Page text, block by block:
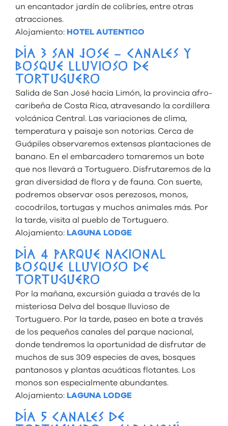
un encantador jardín de colibríes, entre otras
atracciones.
Alojamiento: HOTEL AUTENTICO
DÍA 3 SAN JOSE – CANALES Y
BOSQUE LLUVIOSO DE
TORTUGUERO
Salida de San José hacia Limón, la provincia afro-
caribeña de Costa Rica, atravesando la cordillera
volcánica Central. Las variaciones de clima,
temperatura y paisaje son notorias. Cerca de
Guápiles observaremos extensas plantaciones de
banano. En el embarcadero tomaremos un bote
que nos llevará a Tortuguero. Disfrutaremos de la
gran diversidad de flora y de fauna. Con suerte,
podremos observar osos perezosos, monos,
cocodrilos, tortugas y muchos animales más. Por
la tarde, visita al pueblo de Tortuguero.
Alojamiento: LAGUNA LODGE
DÍA 4 PARQUE NACIONAL
BOSQUE LLUVIOSO DE
TORTUGUERO
Por la mañana, excursión guiada a través de la
misteriosa Delva del bosque lluvioso de
Tortuguero. Por la tarde, paseo en bote a través
de los pequeños canales del parque nacional,
donde tendremos la oportunidad de disfrutar de
muchos de sus 309 especies de aves, bosques
pantanosos y plantas acuáticas flotantes. Los
monos son especialmente abundantes.
Alojamiento: LAGUNA LODGE
DÍA 5 CANALES DE